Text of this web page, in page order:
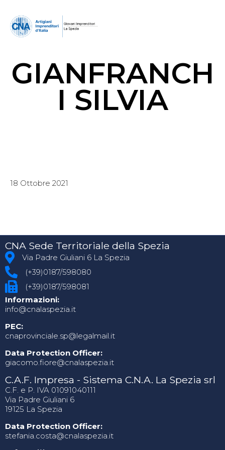
GIANFRANCH
I SILVIA
18 Ottobre 2021
CNA Sede Territoriale della Spezia
Via Padre Giuliani 6 La Spezia
(+39)0187/598080
(+39)0187/598081
Informazioni:
info@cnalaspezia.it
PEC:
cnaprovinciale.sp@legalmail.it
Data Protection Officer:
giacomo.fiore@cnalaspezia.it
C.A.F. Impresa - Sistema C.N.A. La Spezia srl
C.F. e P. IVA 01091040111
Via Padre Giuliani 6
19125 La Spezia
Data Protection Officer:
stefania.costa@cnalaspezia.it